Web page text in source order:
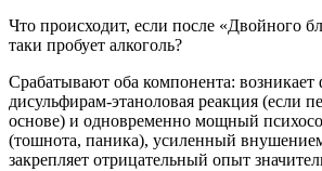
Что происходит, если после «Двойного
таки пробует алкоголь?
Срабатывают оба компонента: возникает
дисульфирам-этаноловая реакция (если
основе) и одновременно мощный
(тошнота, паника), усиленный
закрепляет отрицательный опыт